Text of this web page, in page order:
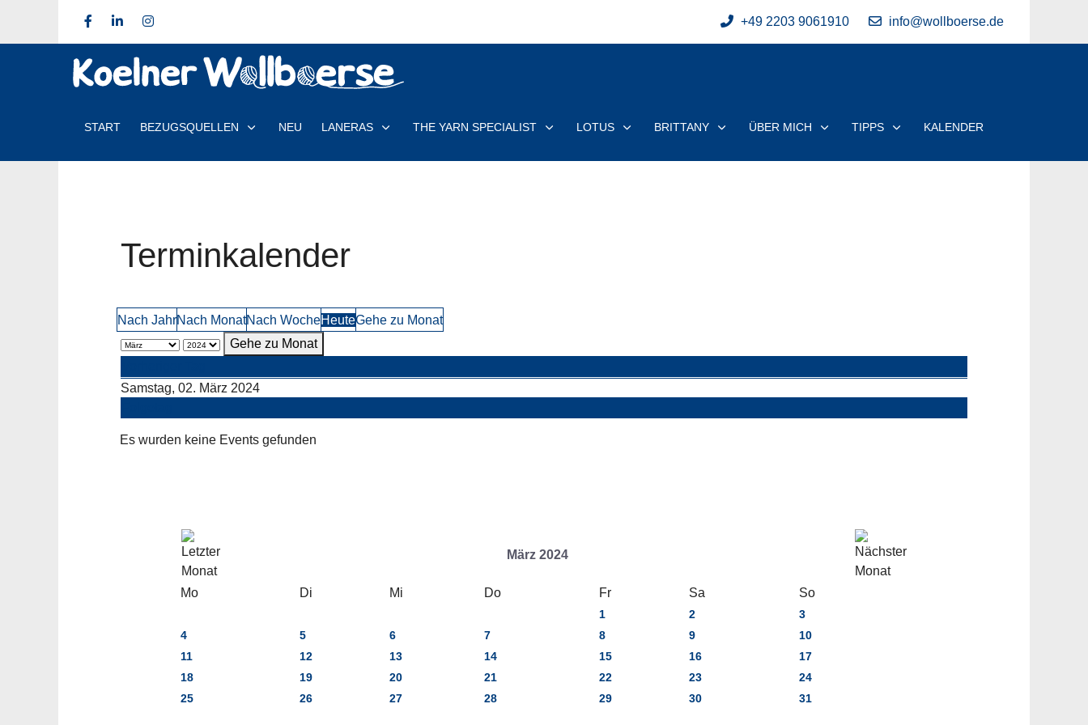
+49 2203 9061910 info@wollboerse.de
START BEZUGSQUELLEN NEU LANERAS THE YARN SPECIALIST LOTUS BRITTANY ÜBER MICH TIPPS KALENDER
Terminkalender
Nach JahrNach MonatNach WocheHeuteGehe zu Monat
Gehe zu Monat
Samstag, 02. März 2024
Es wurden keine Events gefunden
März 2024
Mo Di Mi Do Fr Sa So
1 2
3
4
5 6 7 8 9
10
11
12 13 14 15 16
17
18
19 20 21 22 23
24
25
26 27 28 29 30 31